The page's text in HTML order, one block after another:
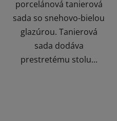
porcelánová tanierová
sada so snehovo-bielou
glazúrou. Tanierová
sada dodáva
prestretému stolu...